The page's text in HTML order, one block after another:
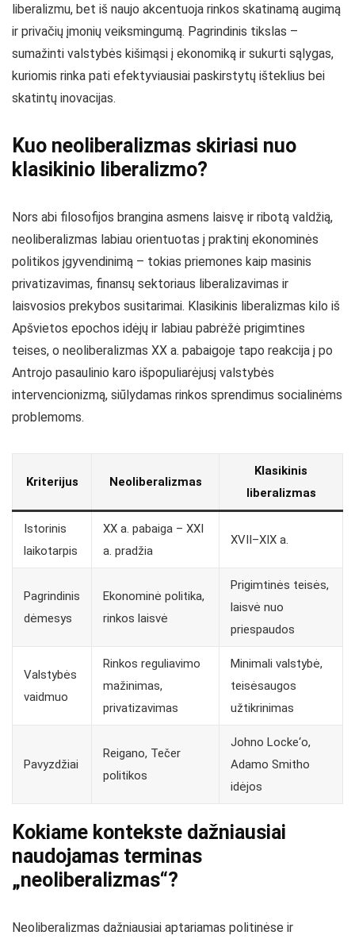
liberalizmu, bet iš naujo akcentuoja rinkos skatinamą augimą
ir privačių įmonių veiksmingumą. Pagrindinis tikslas –
sumažinti valstybės kišimąsi į ekonomiką ir sukurti sąlygas,
kuriomis rinka pati efektyviausiai paskirstytų išteklius bei
skatintų inovacijas.
Kuo neoliberalizmas skiriasi nuo
klasikinio liberalizmo?
Nors abi filosofijos brangina asmens laisvę ir ribotą valdžią,
neoliberalizmas labiau orientuotas į praktinį ekonominės
politikos įgyvendinimą – tokias priemones kaip masinis
privatizavimas, finansų sektoriaus liberalizavimas ir
laisvosios prekybos susitarimai. Klasikinis liberalizmas kilo iš
Apšvietos epochos idėjų ir labiau pabrėžė prigimtines
teises, o neoliberalizmas XX a. pabaigoje tapo reakcija į po
Antrojo pasaulinio karo išpopuliarėjusį valstybės
intervencionizmą, siūlydamas rinkos sprendimus socialinėms
problemoms.
Kriterijus Neoliberalizmas
Klasikinis
liberalizmas
Istorinis
laikotarpis
XX a. pabaiga – XXI
a. pradžia
XVII–XIX a.
Pagrindinis
dėmesys
Ekonominė politika,
rinkos laisvė
Prigimtinės teisės,
laisvė nuo
priespaudos
Valstybės
vaidmuo
Rinkos reguliavimo
mažinimas,
privatizavimas
Minimali valstybė,
teisėsaugos
užtikrinimas
Pavyzdžiai
Reigano, Tečer
politikos
Johno Locke‘o,
Adamo Smitho
idėjos
Kokiame kontekste dažniausiai
naudojamas terminas
„neoliberalizmas“?
Neoliberalizmas dažniausiai aptariamas politinėse ir